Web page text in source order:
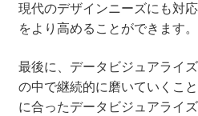
現代のデザインニーズにも対
をより高めることができます。
最後に、データビジュアライ
の中で継続的に磨いていくこ
に合ったデータビジュアライ